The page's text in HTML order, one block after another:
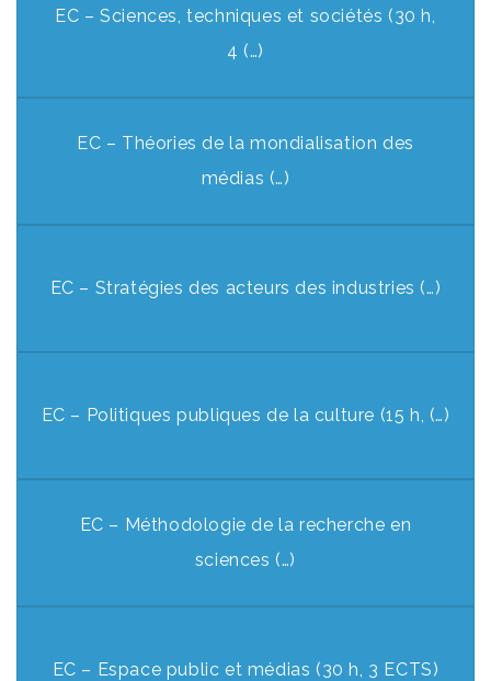
EC – Sciences, techniques et sociétés (30 h,
4 (…)
EC – Théories de la mondialisation des
médias (…)
EC – Stratégies des acteurs des industries (…)
EC – Politiques publiques de la culture (15 h, (…)
EC – Méthodologie de la recherche en
sciences (…)
EC – Espace public et médias (30 h, 3 ECTS)